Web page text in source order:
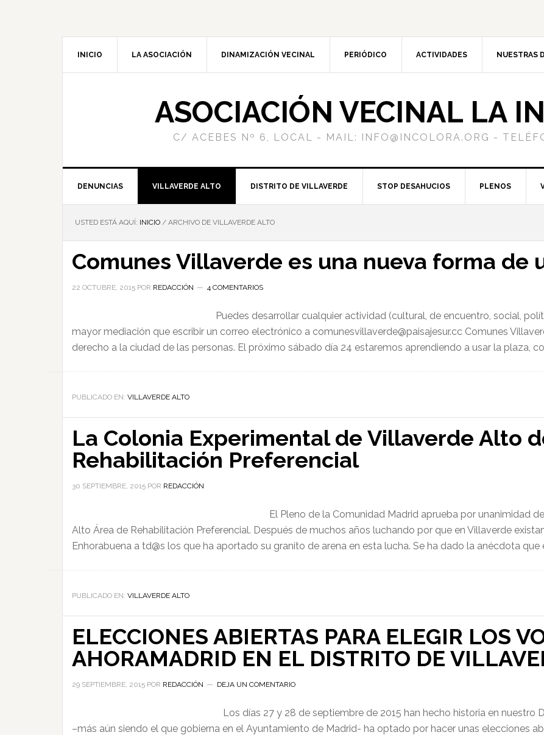
INICIO LA ASOCIACIÓN DINAMIZACIÓN VECINAL PERIÓDICO ACTIVIDADES NUESTRAS
ASOCIACIÓN VECINAL LA
C/ ACEBES Nº 6, LOCAL - MAIL: INFO@INCOLORA.ORG -
DENUNCIAS VILLAVERDE ALTO DISTRITO DE VILLAVERDE STOP DESAHUCIOS PLENOS
USTED ESTÁ AQUÍ: INICIO / ARCHIVO DE VILLAVERDE ALTO
Comunes Villaverde es una nueva forma de
22 OCTUBRE, 2015 POR REDACCIÓN 4 COMENTARIOS
Puedes desarrollar cualquier actividad (cultural, de encuentro, social,
mayor mediación que escribir un correo electrónico a comunesvillaverde@paisajesur.cc Comunes
derecho a la ciudad de las personas. El próximo sábado día 24 estaremos aprendiendo a usar la plaza,
PUBLICADO EN: VILLAVERDE ALTO
La Colonia Experimental de Villaverde Alto
Rehabilitación Preferencial
30 SEPTIEMBRE, 2015 POR REDACCIÓN
El Pleno de la Comunidad Madrid aprueba por unanimidad
Alto Área de Rehabilitación Preferencial. Después de muchos años luchando por que en Villaverde
Enhorabuena a td@s los que ha aportado su granito de arena en esta lucha. Se ha dado la anécdota que
PUBLICADO EN: VILLAVERDE ALTO
ELECCIONES ABIERTAS PARA ELEGIR LOS
AHORAMADRID EN EL DISTRITO DE
29 SEPTIEMBRE, 2015 POR REDACCIÓN DEJA UN COMENTARIO
Los días 27 y 28 de septiembre de 2015 han hecho historia en
–más aún siendo el que gobierna en el Ayuntamiento de Madrid- ha optado por hacer unas elecciones